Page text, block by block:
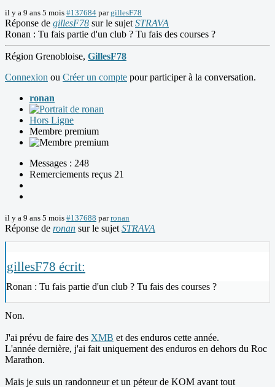
il y a 9 ans 5 mois #137684 pargillesF78
Réponse de gillesF78 sur le sujet STRAVA
Ronan : Tu fais partie d'un club ? Tu fais des courses ?
Région Grenobloise, GillesF78
Connexion ou Créer un compte pour participer à la conversation.
ronan
Hors Ligne
Membre premium
Messages : 248
Remerciements reçus 21
il y a 9 ans 5 mois #137688 parronan
Réponse de ronan sur le sujet STRAVA
gillesF78 écrit:
Ronan : Tu fais partie d'un club ? Tu fais des courses ?
Non.
J'ai prévu de faire des XMB et des enduros cette année.
L'année dernière, j'ai fait uniquement des enduros en dehors du Roc
Marathon.
Mais je suis un randonneur et un péteur de KOM avant tout